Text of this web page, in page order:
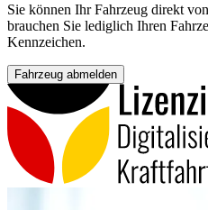
Sie können Ihr Fahrzeug direkt
brauchen Sie lediglich Ihren
Kennzeichen.
Fahrzeug abmelden